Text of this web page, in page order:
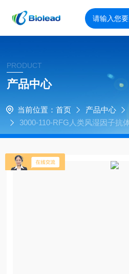
PRODUCT
产品中心
当前位置： 首页 产品中心
3000-110-RFG人类风湿因子抗